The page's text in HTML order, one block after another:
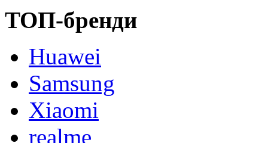
ТОП-бренди
Huawei
Samsung
Xiaomi
realme